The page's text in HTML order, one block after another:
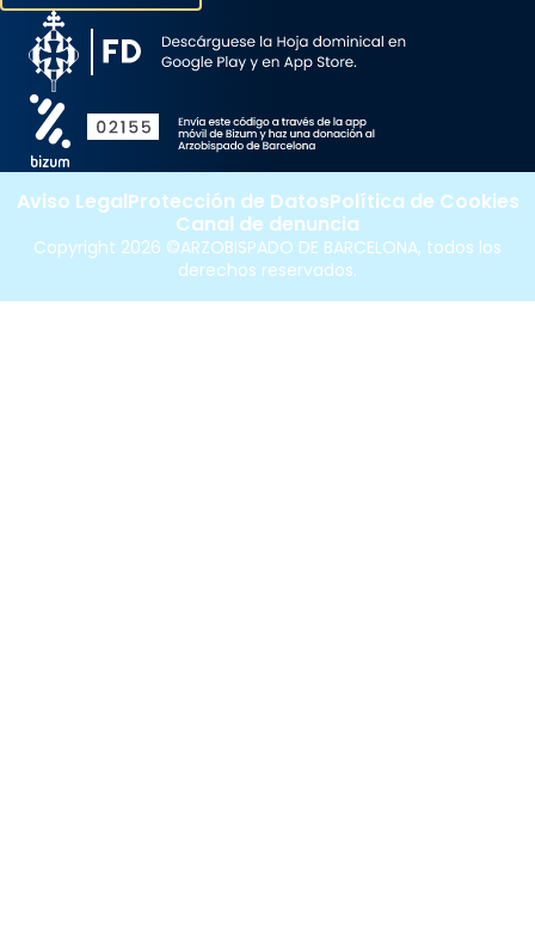
Copyright 2026 ©ARZOBISPADO DE BARCELONA, todos los
derechos reservados.
Aviso LegalProtección de DatosPolítica de Cookies
Canal de denuncia